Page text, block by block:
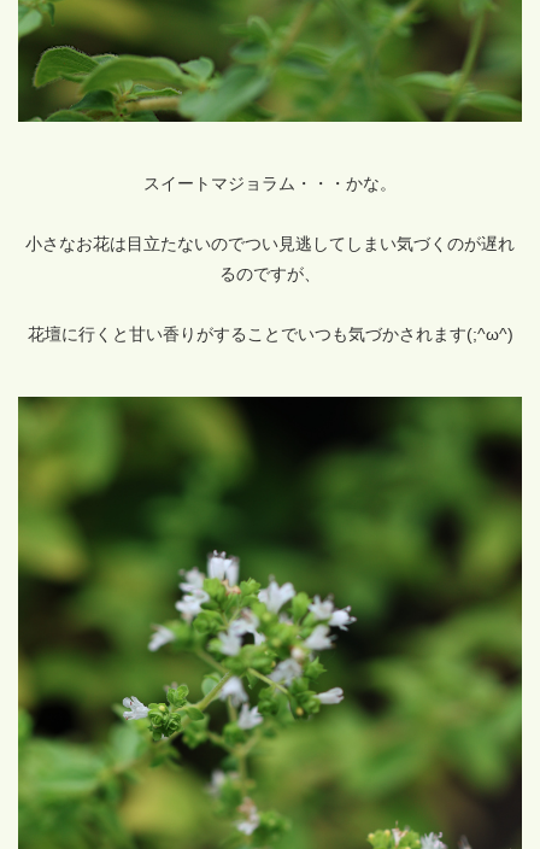
スイートマジョラム・・・かな。
小さなお花は目立たないのでつい見逃してしまい気づくのが遅れ
るのですが、
花壇に行くと甘い香りがすることでいつも気づかされます(;^ω^)